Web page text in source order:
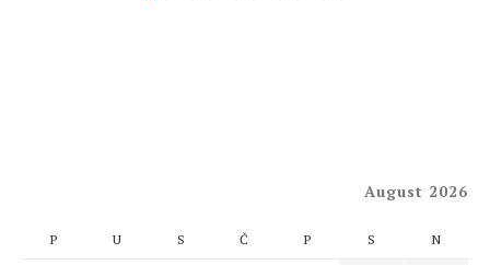
August 2026
P U S Č P S N